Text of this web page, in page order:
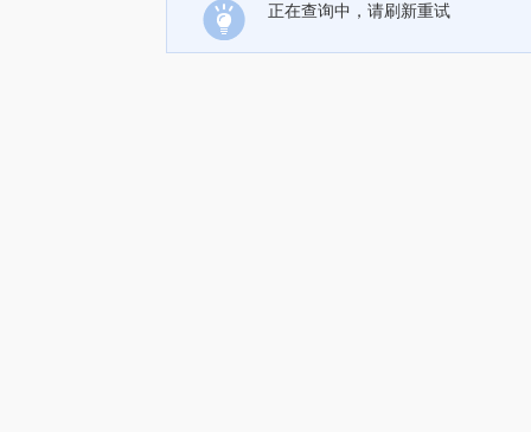
正在查询中，请刷新重试